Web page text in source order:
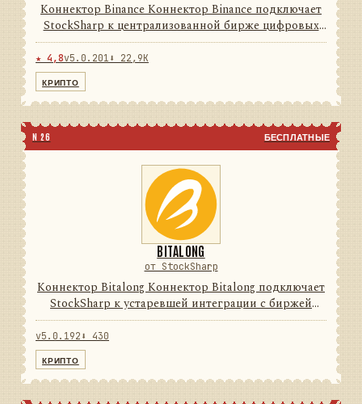
Коннектор Binance Коннектор Binance подключает
StockSharp к централизованной бирже цифровых
активов. Он переводит данные и операции
провайдера в единую модель сообщений
StockSharp, поэтому приложения ...
★ 4,8v5.0.201 ⬇ 22,9K
КРИПТО
N 26 БЕСПЛАТНЫЕ
BITALONG
от StockSharp
Коннектор Bitalong Коннектор Bitalong подключает
StockSharp к устаревшей интеграции с биржей
цифровых активов. Он переводит данные и
операции провайдера в единую модель сообщений
v5.0.192 ⬇ 430
КРИПТО